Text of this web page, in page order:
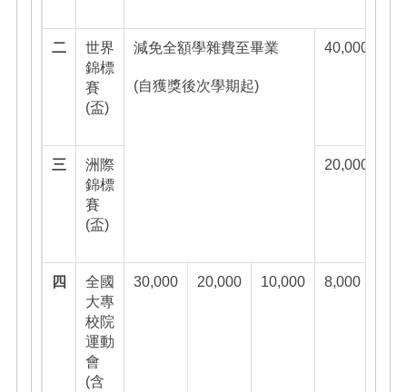
二
世界
錦標
賽
(盃)
減免全額學雜費至畢業
(自獲獎後次學期起)
40,000
三
洲際
錦標
賽
(盃)
20,000
四
全國
大專
校院
運動
會
(含
30,000 20,000 10,000 8,000